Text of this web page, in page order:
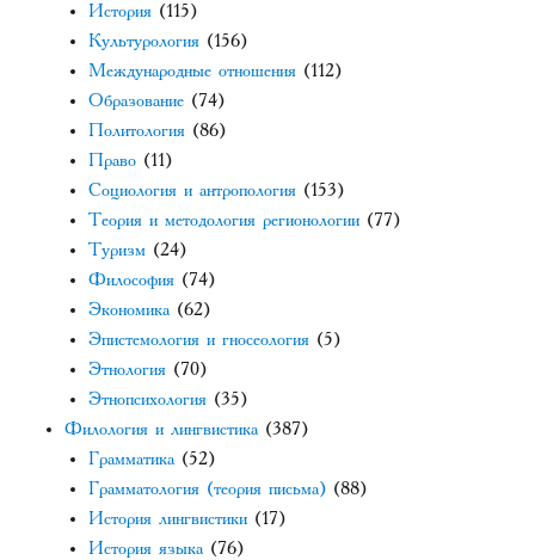
История (115)
Культурология (156)
Международные отношения (112)
Образование (74)
Политология (86)
Право (11)
Социология и антропология (153)
Теория и методология регионологии (77)
Туризм (24)
Философия (74)
Экономика (62)
Эпистемология и гносеология (5)
Этнология (70)
Этнопсихология (35)
Филология и лингвистика (387)
Грамматика (52)
Грамматология (теория письма) (88)
История лингвистики (17)
История языка (76)